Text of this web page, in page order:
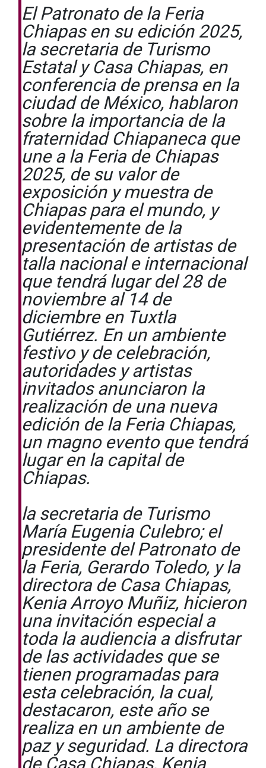
El Patronato de la Feria
Chiapas en su edición 2025,
la secretaria de Turismo
Estatal y Casa Chiapas, en
conferencia de prensa en la
ciudad de México, hablaron
sobre la importancia de la
fraternidad Chiapaneca que
une a la Feria de Chiapas
2025, de su valor de
exposición y muestra de
Chiapas para el mundo, y
evidentemente de la
presentación de artistas de
talla nacional e internacional
que tendrá lugar del 28 de
noviembre al 14 de
diciembre en Tuxtla
Gutiérrez. En un ambiente
festivo y de celebración,
autoridades y artistas
invitados anunciaron la
realización de una nueva
edición de la Feria Chiapas,
un magno evento que tendrá
lugar en la capital de
Chiapas.
la secretaria de Turismo
María Eugenia Culebro; el
presidente del Patronato de
la Feria, Gerardo Toledo, y la
directora de Casa Chiapas,
Kenia Arroyo Muñiz, hicieron
una invitación especial a
toda la audiencia a disfrutar
de las actividades que se
tienen programadas para
esta celebración, la cual,
destacaron, este año se
realiza en un ambiente de
paz y seguridad. La directora
de Casa Chiapas, Kenia